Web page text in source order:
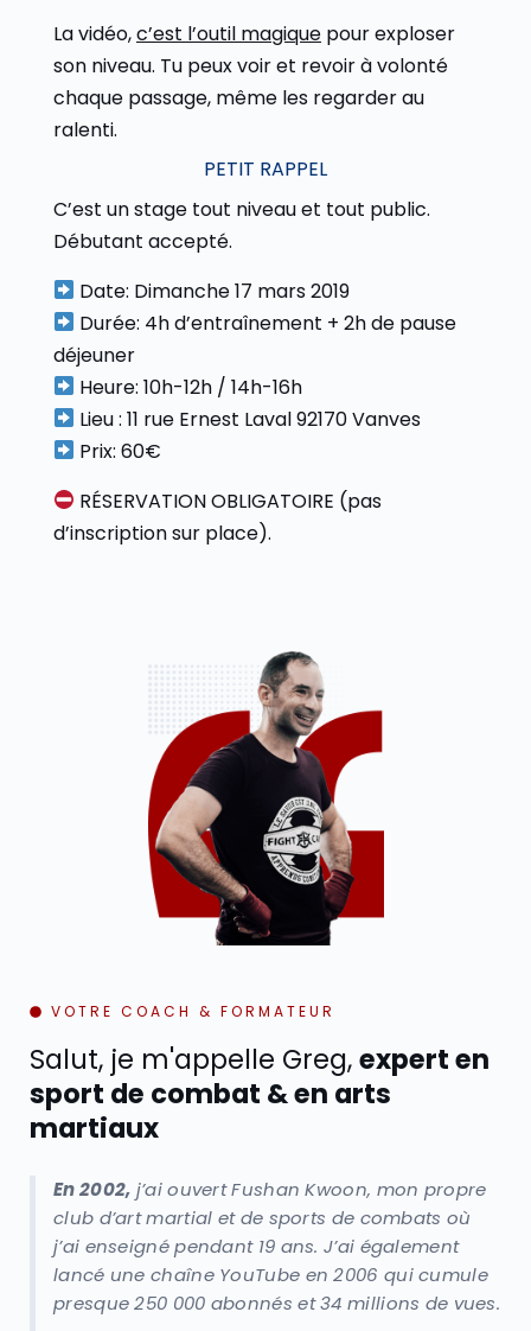
La vidéo,c’est l’outil magique pour exploser
son niveau. Tu peux voir et revoir à volonté
chaque passage, même les regarder au
ralenti.
PETIT RAPPEL
C’est un stage tout niveau et tout public.
Débutant accepté.
Date: Dimanche 17 mars 2019
Durée: 4h d’entraînement + 2h de pause
déjeuner
Heure: 10h-12h / 14h-16h
Lieu : 11 rue Ernest Laval 92170 Vanves
Prix: 60€
RÉSERVATION OBLIGATOIRE (pas
d’inscription sur place).
VOTRE COACH & FORMATEUR
Salut, je m'appelle Greg,expert en
sport de combat & en arts
martiaux
En 2002, j’ai ouvert Fushan Kwoon, mon propre
club d’art martial et de sports de combats où
j’ai enseigné pendant 19 ans. J’ai également
lancé une chaîne YouTube en 2006 qui cumule
presque 250 000 abonnés et 34 millions de vues.